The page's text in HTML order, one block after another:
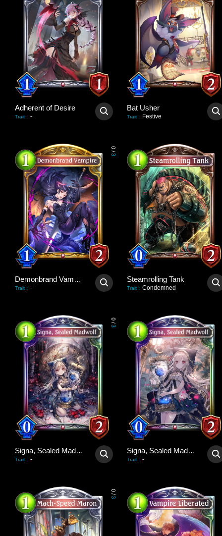
Adherent of Desire
Trait : -
Bat Usher
Trait : Festive
0
/
3
Demonbrand Vampire
Trait : -
Steamrolling Tank
Trait : Condemned
0
/
3
Signa, Sealed Madwolf
Trait : -
Signa, Sealed Madwolf
Trait : -
0
/
3